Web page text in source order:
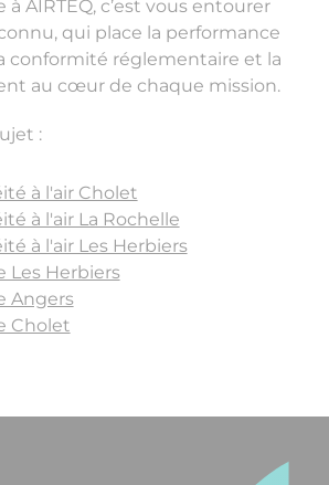
à AIRTEQ, c’est vous entourer
qui place la performance
conformité réglementaire et la
au cœur de chaque mission.
:
à l'air Cholet
à l'air La Rochelle
à l'air Les Herbiers
Les Herbiers
Angers
Cholet